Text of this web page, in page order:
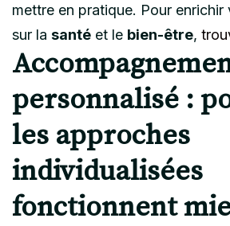
mettre en pratique. Pour
sur la santé et le bien-être,
personnalisé :
les approches
individualisées
fonctionnent